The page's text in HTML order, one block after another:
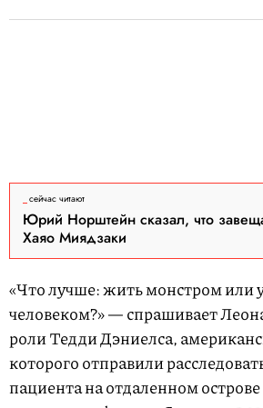
сейчас читают
Юрий Норштейн сказал, что
Хаяо Миядзаки
«Что лучше: жить монстром или
человеком?» — спрашивает
роли Тедди Дэниелса,
которого отправили
пациента на отдаленном